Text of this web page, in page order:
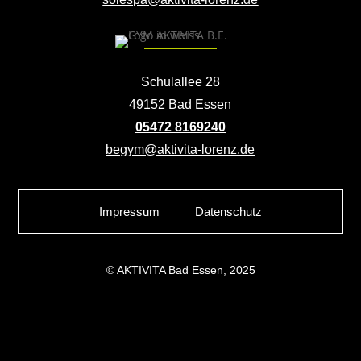
Schulallee 28
49152 Bad Essen
05472 8169240
begym@aktivita-lorenz.de
Impressum Datenschutz
© AKTIVITA Bad Essen, 2025